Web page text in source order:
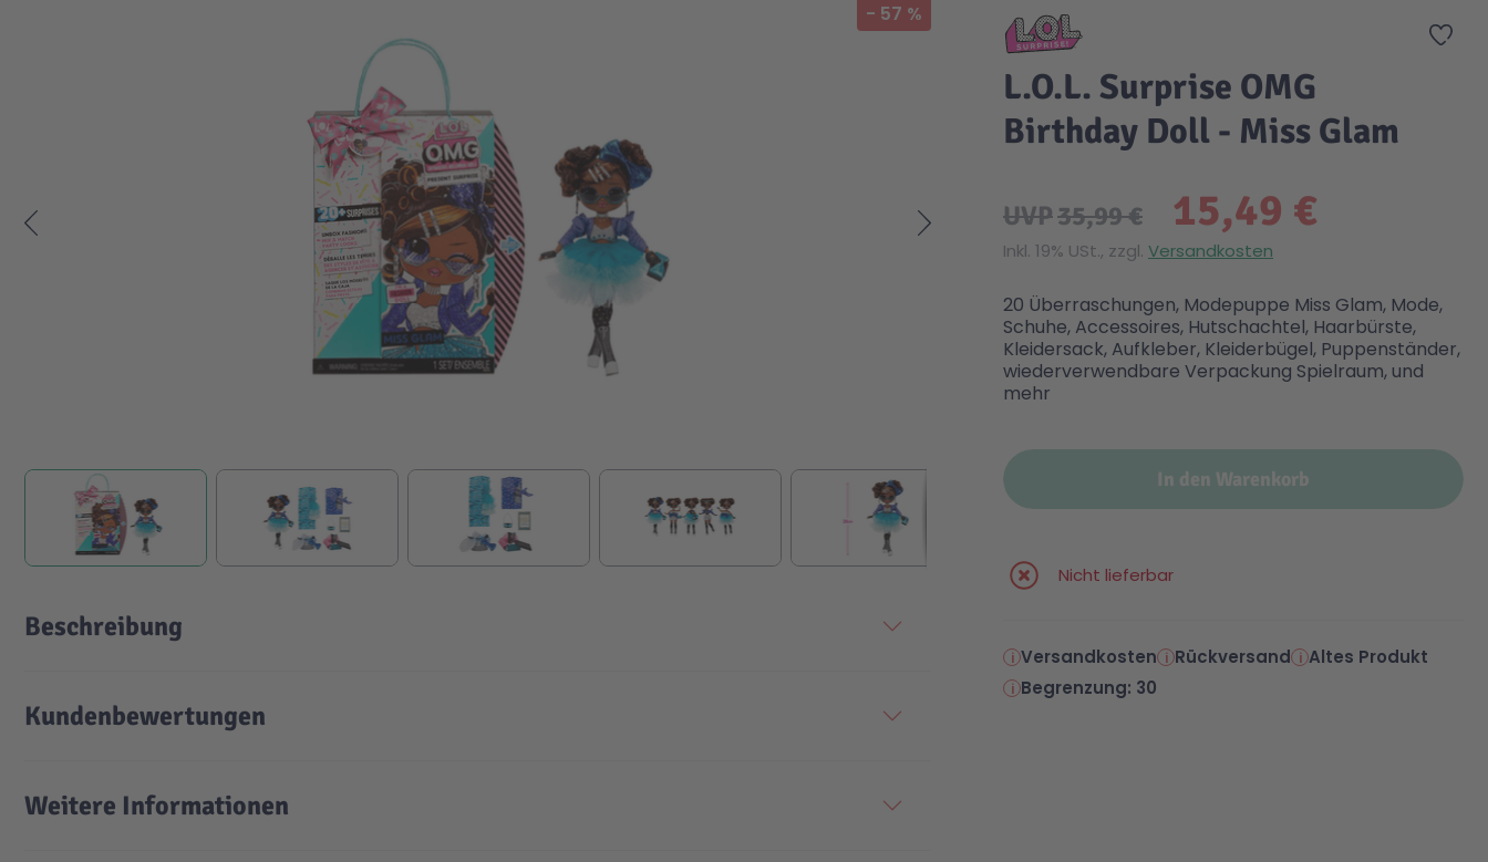
- 57 %
Zur
L.O.L. Surprise OMG
Birthday Doll - Miss Glam
15,49 €
UVP35,99 €
Inkl. 19% USt., zzgl. Versandkosten
20 Überraschungen, Modepuppe Miss Glam, Mode,
Schuhe, Accessoires, Hutschachtel, Haarbürste,
Kleidersack, Aufkleber, Kleiderbügel, Puppenständer,
wiederverwendbare Verpackung Spielraum, und
mehr
In den Warenkorb
Nicht lieferbar
Versandkosten Rückversand
Altes Produkt
Begrenzung: 30
Beschreibung
Kundenbewertungen
Weitere Informationen